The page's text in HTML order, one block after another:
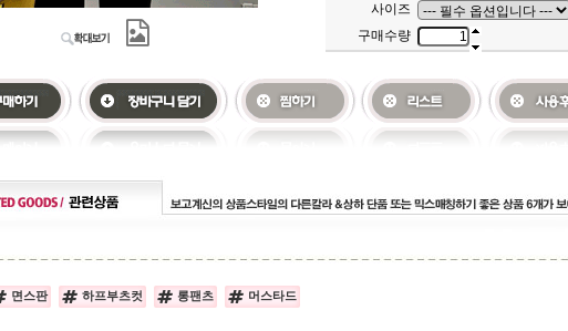
사이즈
구매수량
면스판 하프부츠컷 롱팬츠 머스타드